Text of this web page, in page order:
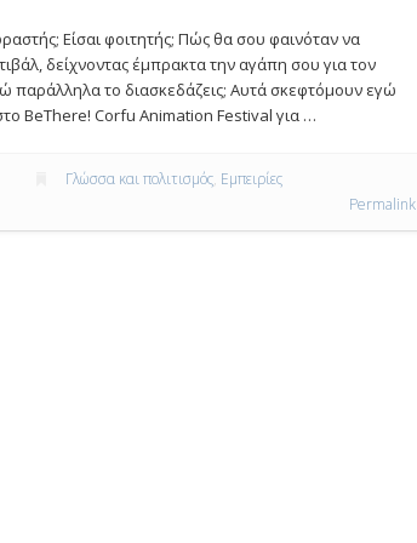
Είσαι φοιτητής; Πώς θα σου φαινόταν να
δείχνοντας έμπρακτα την αγάπη σου για τον
παράλληλα το διασκεδάζεις; Αυτά σκεφτόμουν εγώ
BeThere! Corfu Animation Festival για …
Γλώσσα και πολιτισμός, Εμπειρίες
Permalink